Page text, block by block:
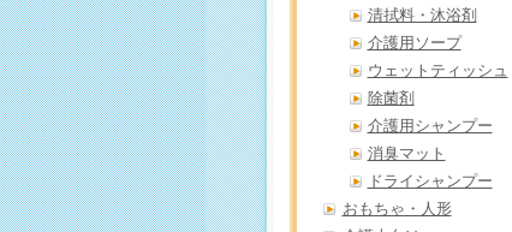
清拭料・沐浴剤
介護用ソープ
ウェットティッシュ
除菌剤
介護用シャンプー
消臭マット
ドライシャンプー
おもちゃ・人形